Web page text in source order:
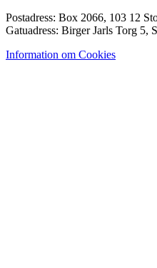
Postadress: Box 2066, 103 12
Gatuadress: Birger Jarls Torg 5,
Information om Cookies